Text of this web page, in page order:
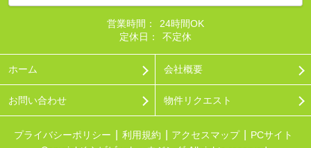
営業時間：
24時間OK
定休日：
不定休
ホーム 会社概要
お問い合わせ 物件リクエスト
プライバシーポリシー 利用規約 アクセスマップ
PCサイト